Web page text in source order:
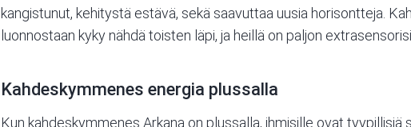
kangistunut, kehitystä estävä, sekä saavuttaa uusia horisontteja.
luonnostaan kyky nähdä toisten läpi, ja heillä on paljon
Kahdeskymmenes energia plussalla
Kun kahdeskymmenes Arkana on plussalla, ihmisille ovat tyypillisiä